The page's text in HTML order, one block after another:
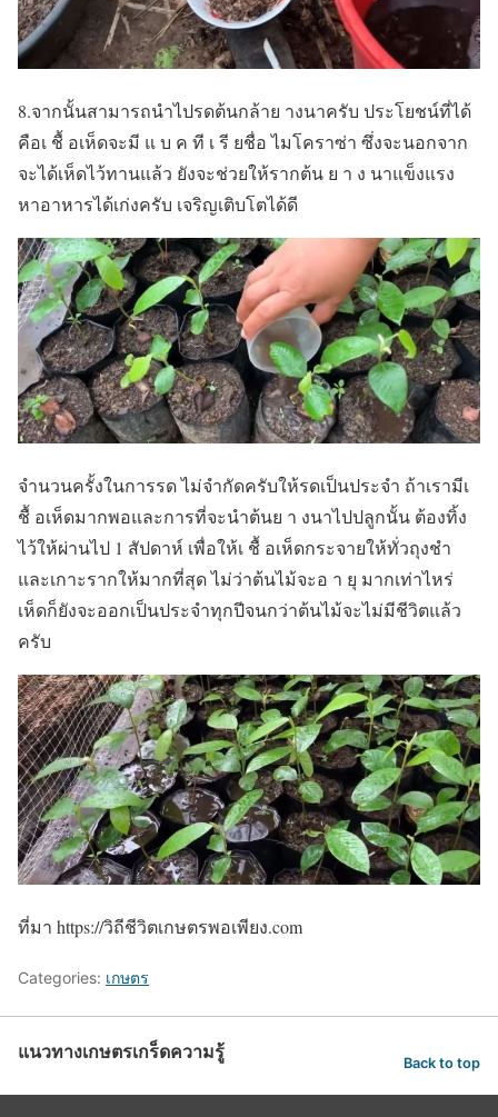
8.จากนั้นสามารถนำไปรดต้นกล้าย างนาครับ ประโยชน์ที่ได้
คือเ ชื้ อเห็ดจะมี แ บ ค ที เ รี ยชื่อ ไมโคราซ่า ซึ่งจะนอกจาก
จะได้เห็ดไว้ทานแล้ว ยังจะช่วยให้รากต้น ย า ง นาแข็งแรง
หาอาหารได้เก่งครับ เจริญเติบโตได้ดี
จำนวนครั้งในการรด ไม่จำกัดครับให้รดเป็นประจำ ถ้าเรามีเ
ชื้ อเห็ดมากพอและการที่จะนำต้นย า งนาไปปลูกนั้น ต้องทิ้ง
ไว้ให้ผ่านไป 1 สัปดาห์ เพื่อให้เ ชื้ อเห็ดกระจายให้ทั่วถุงชำ
และเกาะรากให้มากที่สุด ไม่ว่าต้นไม้จะอ า ยุ มากเท่าไหร่
เห็ดก็ยังจะออกเป็นประจำทุกปีจนกว่าต้นไม้จะไม่มีชีวิตแล้ว
ครับ
ที่มา https://วิถีชีวิตเกษตรพอเพียง.com
Categories: เกษตร
แนวทางเกษตรเกร็ดความรู้ Back to top